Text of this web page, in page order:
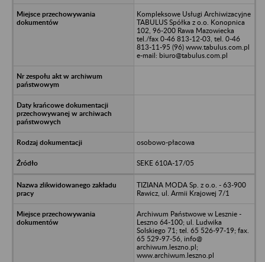
Kompleksowe Usługi Archiwizacyjne
TABULUS Spółka z o.o. Konopnica
102, 96-200 Rawa Mazowiecka
tel./fax 0-46 813-12-03, tel. 0-46
813-11-95 (96) www.tabulus.com.pl
e-mail: biuro@tabulus.com.pl
osobowo-płacowa
SEKE 610A-17/05
TIZIANA MODA Sp. z o.o. - 63-900
Rawicz, ul. Armii Krajowej 7/1
Archiwum Państwowe w Lesznie -
Leszno 64-100; ul. Ludwika
Solskiego 71; tel. 65 526-97-19; fax.
65 529-97-56, info@
archiwum.leszno.pl;
www.archiwum.leszno.pl